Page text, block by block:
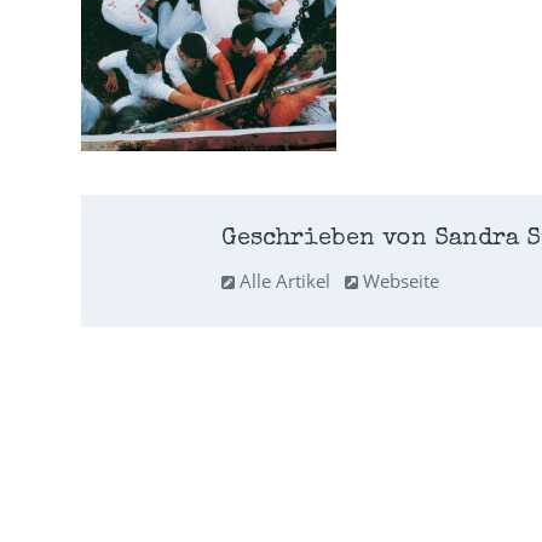
Geschrieben von Sandra
Alle Artikel
Webseite